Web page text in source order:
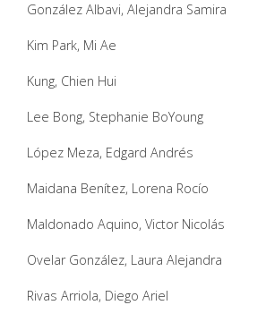
González Albavi, Alejandra Samira
Kim Park, Mi Ae
Kung, Chien Hui
Lee Bong, Stephanie BoYoung
López Meza, Edgard Andrés
Maidana Benítez, Lorena Rocío
Maldonado Aquino, Victor Nicolás
Ovelar González, Laura Alejandra
Rivas Arriola, Diego Ariel